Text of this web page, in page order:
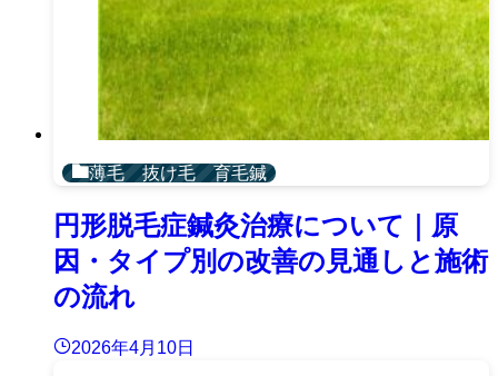
薄毛 抜け毛 育毛鍼
円形脱毛症鍼灸治療について｜原
因・タイプ別の改善の見通しと施術
の流れ
2026年4月10日